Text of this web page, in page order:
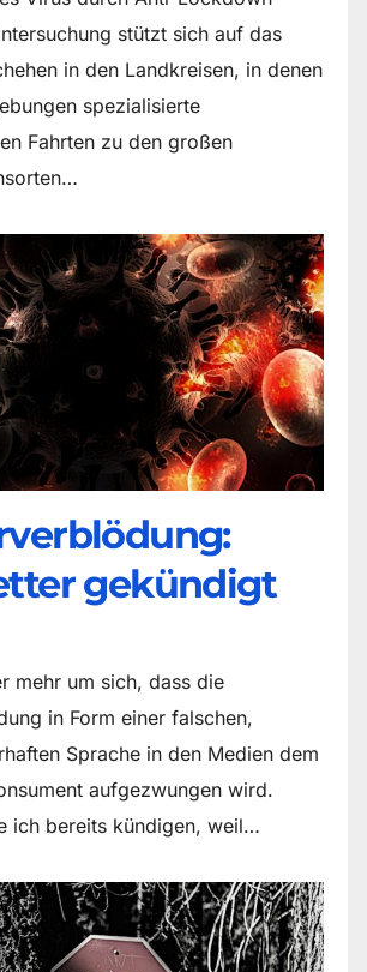
stützt sich auf das
in den Landkreisen, in denen
spezialisierte
Fahrten zu den großen
gekündigt
mehr um sich, dass die
in Form einer falschen,
Sprache in den Medien dem
aufgezwungen wird.
ich bereits kündigen, weil…